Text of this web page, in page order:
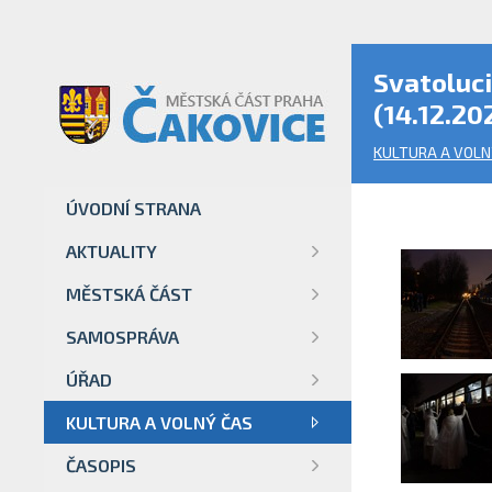
KULTURA A
ÚVODNÍ STRANA
AKTUALITY
MĚSTSKÁ ČÁST
SAMOSPRÁVA
ÚŘAD
KULTURA A VOLNÝ ČAS
ČASOPIS